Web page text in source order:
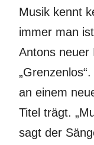
Musik kennt
immer man
Antons neuer
an einem
Titel trägt.
sagt der